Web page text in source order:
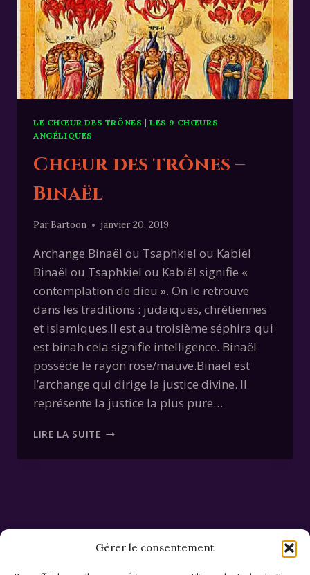
Gérer le consentement
LE CHŒUR DES TRÔNES |LES 9 CHŒURS
ANGÉLIQUES
Chœur des trônes –
Binaël
Par Bartoon janvier 20, 2019
Archange Binaël ou Tsaphkiel ou Kabiël
Binaël ou Tsaphkiel ou Kabiël signifie «
contemplation de dieu ». On le retrouve
dans les traditions : judaïques, chrétiennes
et islamiques.Il est au troisième séphira qui
est binah cela signifie intelligence. Binaël
possède le rayon rose/mauve.Binaël est
l’archange qui dirige la justice divine. Il
représente la justice la plus pure…
LIRE LA SUITECHŒUR
TRÔNES